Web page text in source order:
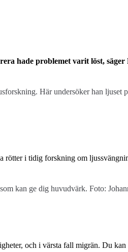
hade problemet varit löst,
Här undersöker han
rötter i tidig forskning om
kan ge dig huvudvärk. Foto:
och i värsta fall migrän. Du